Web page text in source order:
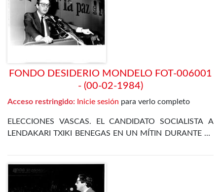
FONDO DESIDERIO MONDELO FOT-006001
- (00-02-1984)
Acceso restringido: Inicie sesión para verlo completo
ELECCIONES VASCAS. EL CANDIDATO SOCIALISTA A
LENDAKARI TXIKI BENEGAS EN UN MÍTIN DURANTE LA